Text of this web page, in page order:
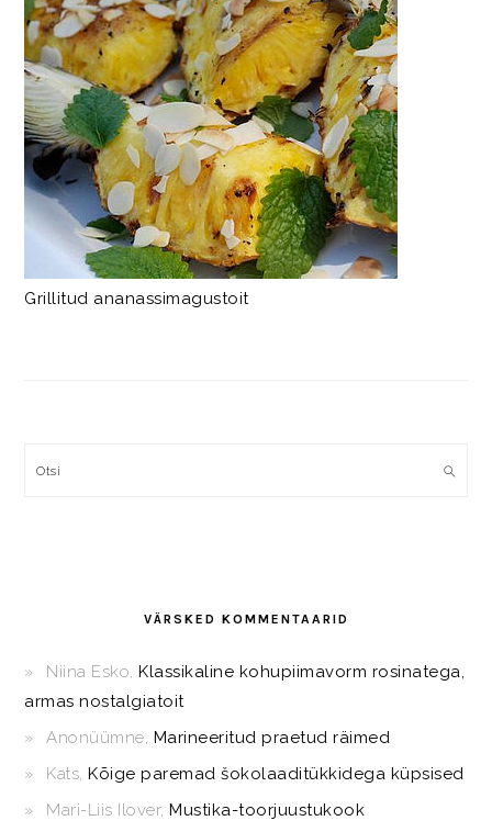
Grillitud ananassimagustoit
Otsi
VÄRSKED KOMMENTAARID
Niina Esko ,Klassikaline kohupiimavorm rosinatega,
armas nostalgiatoit
Anonüümne Marineeritud praetud räimed
Kats ,Kõige paremad šokolaaditükkidega küpsised
Mari-Liis Ilover,Mustika-toorjuustukook